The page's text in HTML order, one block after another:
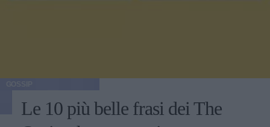
Le 10 più belle frasi dei The